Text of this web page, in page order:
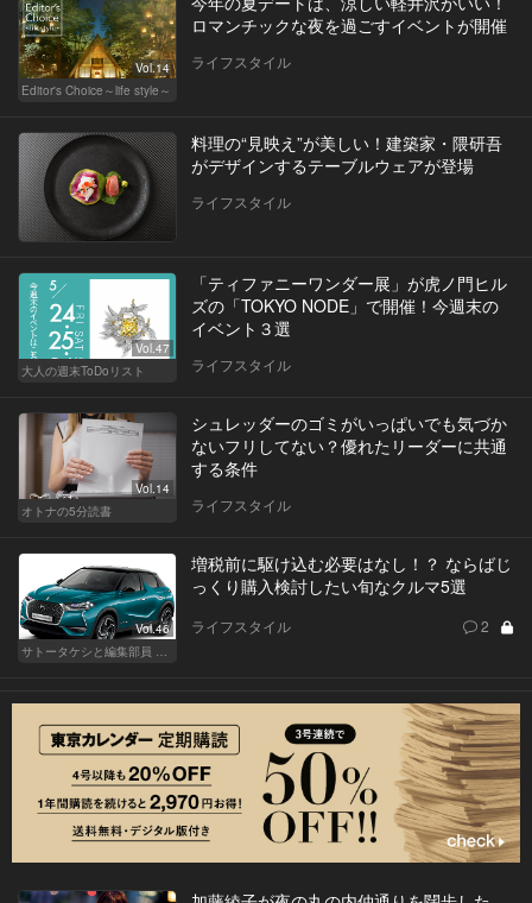
Vol.14
Editor's Choice～life style～
ロマンチックな夜を過ごすイベントが開催
ライフスタイル
料理の“見映え”が美しい！建築家・隈研吾
がデザインするテーブルウェアが登場
ライフスタイル
Vol.47
大人の週末ToDoリスト
「ティファニーワンダー展」が虎ノ門ヒル
ズの「TOKYO NODE」で開催！今週末の
イベント３選
ライフスタイル
Vol.14
オトナの5分読書
シュレッダーのゴミがいっぱいでも気づか
ないフリしてない？優れたリーダーに共通
する条件
ライフスタイル
Vol.46
サトータケシと編集部員 船山の"CAR GENTSへの道"
増税前に駆け込む必要はなし！？ ならばじ
っくり購入検討したい旬なクルマ5選
ライフスタイル 2